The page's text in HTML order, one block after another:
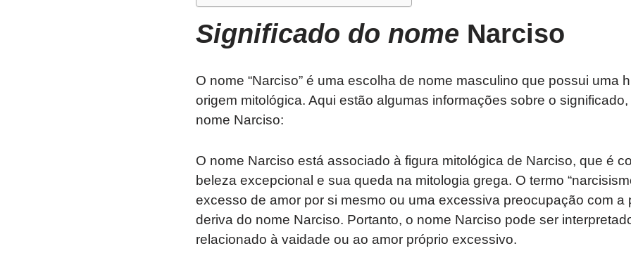
Significado do nome Narciso
O nome “Narciso” é uma escolha de nome masculino que possui uma
origem mitológica. Aqui estão algumas informações sobre o
nome Narciso:
O nome Narciso está associado à figura mitológica de Narciso, que é
beleza excepcional e sua queda na mitologia grega. O termo
excesso de amor por si mesmo ou uma excessiva preocupação com a
deriva do nome Narciso. Portanto, o nome Narciso pode ser
relacionado à vaidade ou ao amor próprio excessivo.